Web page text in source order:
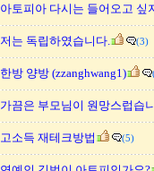
아토피아 다시는 들어오고 싶
저는 독립하였습니다. (3)
한방 양방 (zzanghwang1)
가끔은 부모님이 원망스럽습
고소득 재테크방법 (5)